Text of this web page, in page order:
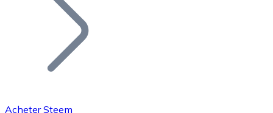
Acheter Steem